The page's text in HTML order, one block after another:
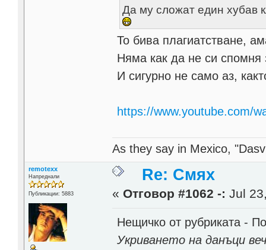
Да му сложат един хубав
То бива плагиатстване,
Няма как да не си спомня
И сигурно не само аз,
https://www.youtube.com/
As they say in Mexico,
remotexx
Напреднали
Публикации: 5883
Re: Смях
« Отговор #1062 -: Jul
Нещичко от рубриката -
Укриването на данъци